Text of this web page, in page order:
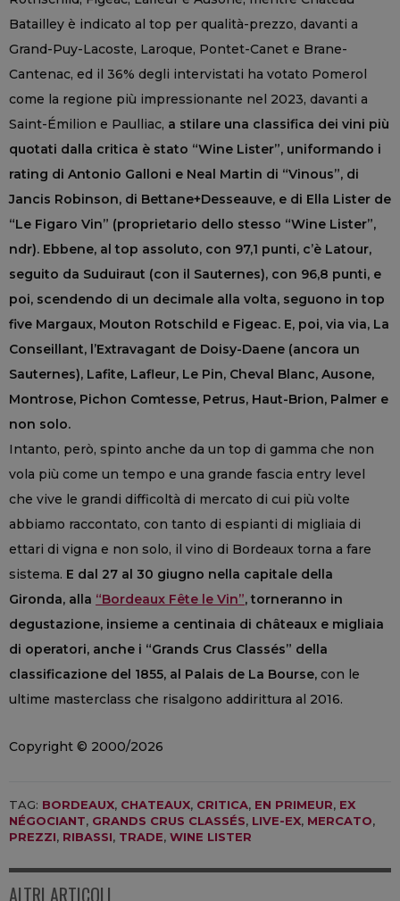
Batailley è indicato al top per qualità-prezzo, davanti a
Grand-Puy-Lacoste, Laroque, Pontet-Canet e Brane-
Cantenac, ed il 36% degli intervistati ha votato Pomerol
come la regione più impressionante nel 2023, davanti a
Saint-Émilion e Paulliac, a stilare una classifica dei vini più
quotati dalla critica è stato “Wine Lister”, uniformando i
rating di Antonio Galloni e Neal Martin di “Vinous”, di
Jancis Robinson, di Bettane+Desseauve, e di Ella Lister de
“Le Figaro Vin” (proprietario dello stesso “Wine Lister”,
ndr). Ebbene, al top assoluto, con 97,1 punti, c’è Latour,
seguito da Suduiraut (con il Sauternes), con 96,8 punti, e
poi, scendendo di un decimale alla volta, seguono in top
five Margaux, Mouton Rotschild e Figeac. E, poi, via via, La
Conseillant, l’Extravagant de Doisy-Daene (ancora un
Sauternes), Lafite, Lafleur, Le Pin, Cheval Blanc, Ausone,
Montrose, Pichon Comtesse, Petrus, Haut-Brion, Palmer e
non solo.
Intanto, però, spinto anche da un top di gamma che non
vola più come un tempo e una grande fascia entry level
che vive le grandi difficoltà di mercato di cui più volte
abbiamo raccontato, con tanto di espianti di migliaia di
ettari di vigna e non solo, il vino di Bordeaux torna a fare
sistema. E dal 27 al 30 giugno nella capitale della
Gironda, alla “Bordeaux Fête le Vin”, torneranno in
degustazione, insieme a centinaia di châteaux e migliaia
di operatori, anche i “Grands Crus Classés” della
classificazione del 1855, al Palais de La Bourse, con le
ultime masterclass che risalgono addirittura al 2016.
Copyright © 2000/2026
TAG: BORDEAUX, CHATEAUX, CRITICA, EN PRIMEUR, EX
NÉGOCIANT, GRANDS CRUS CLASSÉS, LIVE-EX, MERCATO,
PREZZI, RIBASSI, TRADE, WINE LISTER
ALTRI ARTICOLI